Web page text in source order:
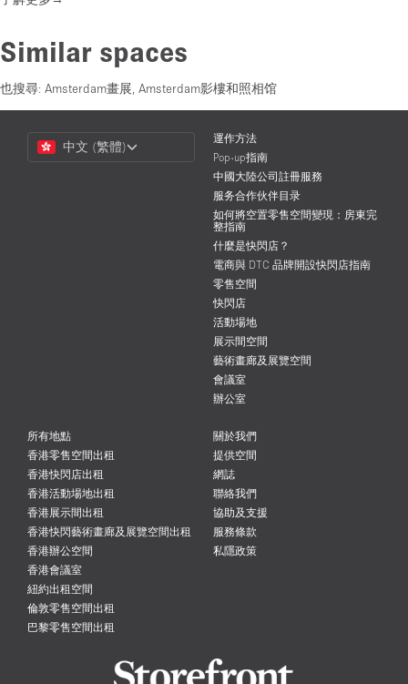
Similar spaces
也搜尋: Amsterdam畫展 Amsterdam影樓和照相馆
Choose
Language
中文 (繁體)
運作方法
Pop-up指南
中國大陸公司註冊服務
服务合作伙伴目录
如何將空置零售空間變現：房東完
整指南
什麼是快閃店？
電商與 DTC 品牌開設快閃店指南
零售空間
快閃店
活動場地
展示間空間
藝術畫廊及展覽空間
會議室
辦公室
所有地點
香港零售空間出租
香港快閃店出租
香港活動場地出租
香港展示間出租
香港快閃藝術畫廊及展覽空間出租
香港辦公空間
香港會議室
紐約出租空間
倫敦零售空間出租
巴黎零售空間出租
關於我們
提供空間
網誌
聯絡我們
協助及支援
服務條款
私隱政策